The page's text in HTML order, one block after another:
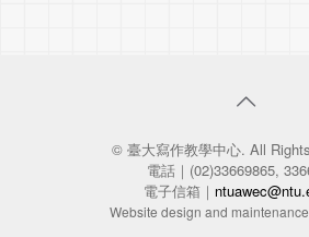
© 臺大寫作教學中心. All
電話｜(02)33669865,
電子信箱｜
Website design and